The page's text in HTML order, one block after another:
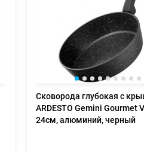
Сковорода глубокая с
ARDESTO Gemini Gourmet
24см, алюминий, черный